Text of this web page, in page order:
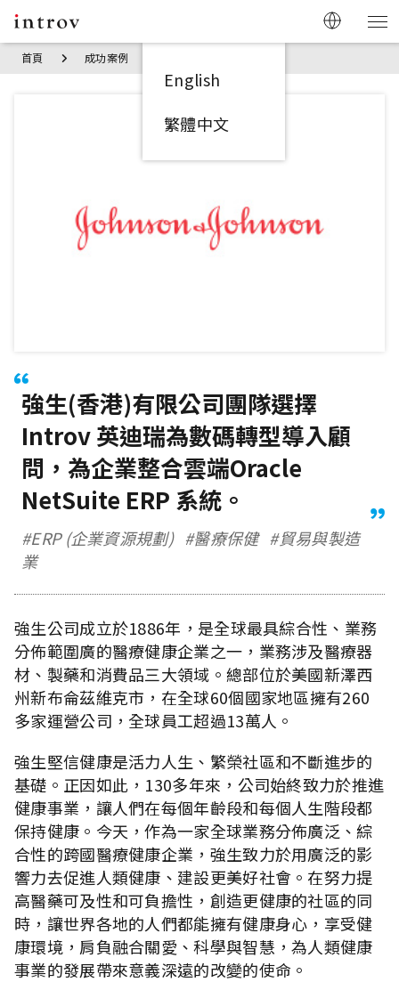
English
繁體中文
首頁 成功案例
強生(香港)有限公司團隊選擇
Introv 英迪瑞為數碼轉型導入顧
問，為企業整合雲端Oracle
NetSuite ERP 系統。
#ERP (企業資源規劃) #醫療保健 #貿易與製造
業
強生公司成立於1886年，是全球最具綜合性、業務
分佈範圍廣的醫療健康企業之一，業務涉及醫療器
材、製藥和消費品三大領域。總部位於美國新澤西
州新布侖茲維克市，在全球60個國家地區擁有260
多家運營公司，全球員工超過13萬人。
強生堅信健康是活力人生、繁榮社區和不斷進步的
基礎。正因如此，130多年來，公司始終致力於推進
健康事業，讓人們在每個年齡段和每個人生階段都
保持健康。今天，作為一家全球業務分佈廣泛、綜
合性的跨國醫療健康企業，強生致力於用廣泛的影
響力去促進人類健康、建設更美好社會。在努力提
高醫藥可及性和可負擔性，創造更健康的社區的同
時，讓世界各地的人們都能擁有健康身心，享受健
康環境，肩負融合關愛、科學與智慧，為人類健康
事業的發展帶來意義深遠的改變的使命。